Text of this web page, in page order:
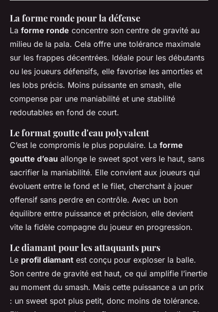
La forme ronde pour la défense
La forme ronde concentre son centre de gravité au
milieu de la pala. Cela offre une tolérance maximale
sur les frappes décentrées. Idéale pour les débutants
ou les joueurs défensifs, elle favorise les amorties et
les lobs précis. Moins puissante en smash, elle
compense par une maniabilité et une stabilité
redoutables en fond de court.
Le format goutte d'eau polyvalent
C’est le compromis le plus populaire. La forme
goutte d’eau allonge le sweet spot vers le haut, sans
sacrifier la maniabilité. Elle convient aux joueurs qui
évoluent entre le fond et le filet, cherchant à jouer
offensif sans perdre en contrôle. Avec un bon
équilibre entre puissance et précision, elle devient
vite la fidèle compagne du joueur en progression.
Le diamant pour les attaquants purs
Le profil diamant est conçu pour exploser la balle.
Son centre de gravité est haut, ce qui amplifie l’inertie
au moment du smash. Mais cette puissance a un prix
: un sweet spot plus petit, donc moins de tolérance.